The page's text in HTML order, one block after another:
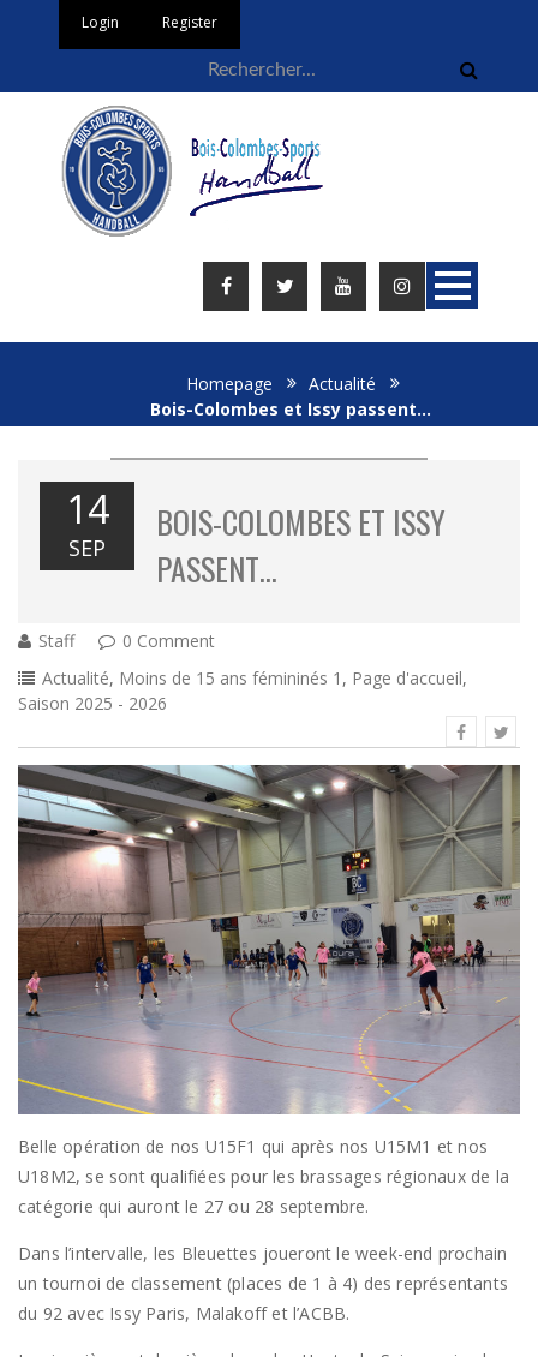
Login Register
Homepage
Actualité
Bois-Colombes et Issy passent…
14
SEP
BOIS-COLOMBES ET ISSY
PASSENT…
Staff
0 Comment
Actualité, Moins de 15 ans fémininés 1 , Page d'accueil,
Saison 2025 - 2026
Belle opération de nos U15F1 qui après nos U15M1 et nos
U18M2, se sont qualifiées pour les brassages régionaux de la
catégorie qui auront le 27 ou 28 septembre.
Dans l’intervalle, les Bleuettes joueront le week-end prochain
un tournoi de classement (places de 1 à 4) des représentants
du 92 avec Issy Paris, Malakoff et l’ACBB.